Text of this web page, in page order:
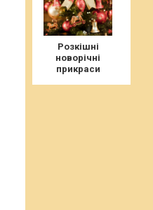
Розкішні
новорічні
прикраси